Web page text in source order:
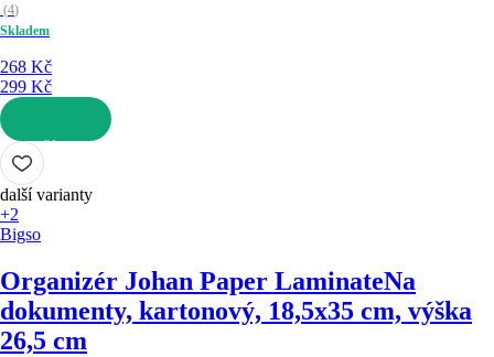
(4)
Skladem
268 Kč
299 Kč
DO KOŠÍKU
další varianty
+2
Bigso
Organizér Johan Paper LaminateNa
dokumenty, kartonový, 18,5x35 cm, výška
26,5 cm